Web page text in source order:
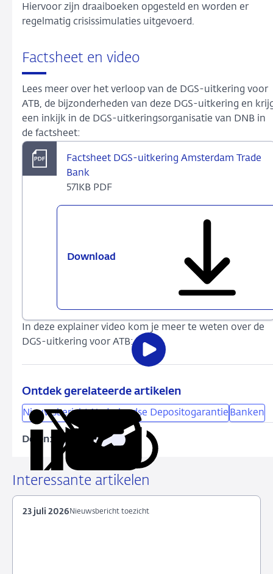
Hiervoor zijn draaiboeken opgesteld en worden er
regelmatig crisissimulaties uitgevoerd.
Factsheet en video
Lees meer over het verloop van de DGS-uitkering voor
ATB, de bijzonderheden van deze DGS-uitkering en
een inkijk in de DGS-uitkeringsorganisatie van DNB in
de factsheet:
Factsheet DGS-uitkering Amsterdam Trade
Bank
571KB PDF
Download
Bank
In deze explainer video kom je meer te weten over de
DGS-uitkering voor ATB:
Open
de
Ontdek gerelateerde artikelen
Nieuwsbericht Nederlandse Depositogarantie Banken
Delen:
Deel
LinkedIn
via
X
Deel
Facebook
Deel
e-
Kopieer
Interessante artikelen
Nieuwsbericht toezicht
23 juli 2026